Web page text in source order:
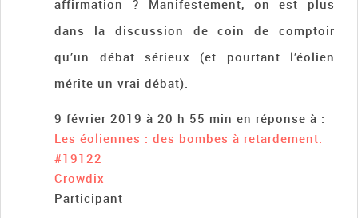
affirmation ? Manifestement, on est plus
dans la discussion de coin de comptoir
qu’un débat sérieux (et pourtant l’éolien
mérite un vrai débat).
9 février 2019 à 20 h 55 min en réponse à :
Les éoliennes : des bombes à retardement.
#19122
Crowdix
Participant